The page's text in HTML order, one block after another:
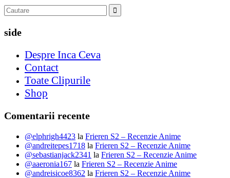
side
Despre Inca Ceva
Contact
Toate Clipurile
Shop
Comentarii recente
@elphrigh4423 la Frieren S2 – Recenzie Anime
@andreitepes1718 la Frieren S2 – Recenzie Anime
@sebastianjack2341 la Frieren S2 – Recenzie Anime
@aaeronia167 la Frieren S2 – Recenzie Anime
@andreisicoe8362 la Frieren S2 – Recenzie Anime